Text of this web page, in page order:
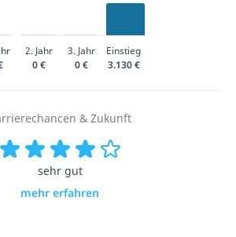
2. Jahr 3. Jahr
Einstieg
0 € 0 € 3.130 €
& Zukunft
sehr gut
mehr erfahren